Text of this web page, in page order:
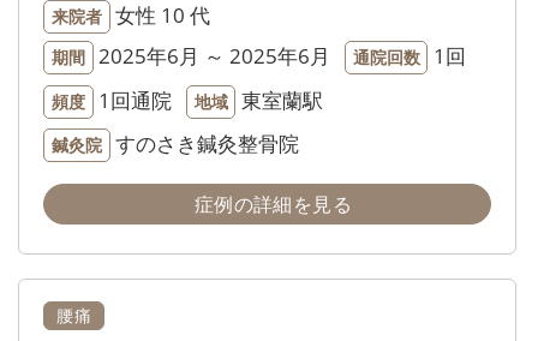
来院者 女性 10 代
期間 2025年6月 ～ 2025年6月 通院回数 1回
頻度 1回通院 地域 東室蘭駅
鍼灸院 すのさき鍼灸整骨院
症例の詳細を見る
腰痛